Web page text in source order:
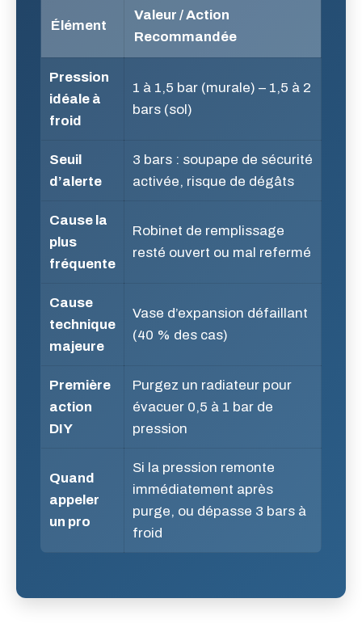
Élément
Valeur / Action
Recommandée
Pression
idéale à
froid
1 à 1,5 bar (murale) – 1,5 à 2
bars (sol)
Seuil
d’alerte
3 bars : soupape de sécurité
activée, risque de dégâts
Cause la
plus
fréquente
Robinet de remplissage
resté ouvert ou mal refermé
Cause
technique
majeure
Vase d’expansion défaillant
(40 % des cas)
Première
action
DIY
Purgez un radiateur pour
évacuer 0,5 à 1 bar de
pression
Quand
appeler
un pro
Si la pression remonte
immédiatement après
purge, ou dépasse 3 bars à
froid